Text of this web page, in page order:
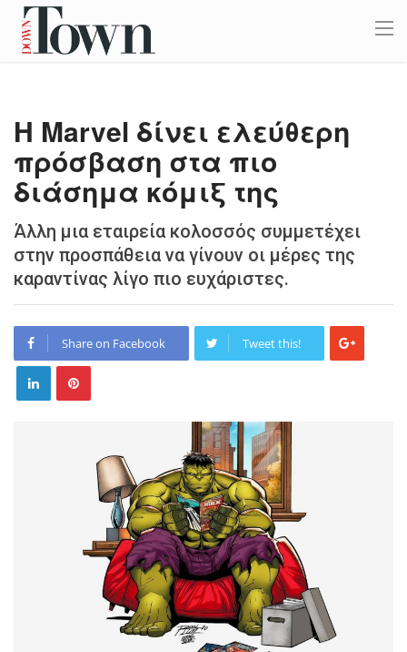
Η Marvel δίνει ελεύθερη
πρόσβαση στα πιο
διάσημα κόμιξ της
Άλλη μια εταιρεία κολοσσός συμμετέχει
στην προσπάθεια να γίνουν οι μέρες της
καραντίνας λίγο πιο ευχάριστες.
Share on Facebook Tweet this!